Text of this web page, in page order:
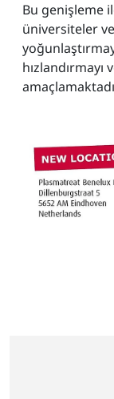
Bu genişleme
üniversiteler